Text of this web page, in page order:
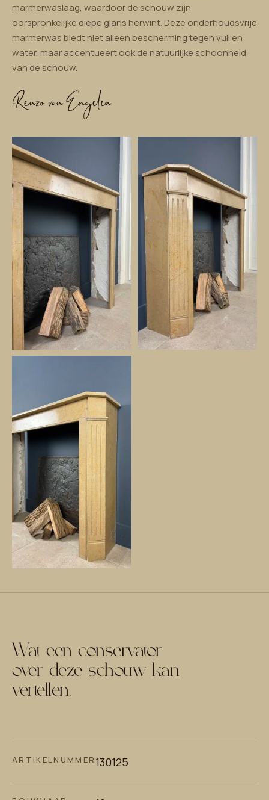
marmerwaslaag, waardoor de schouw zijn
oorspronkelijke diepe glans herwint. Deze onderhoudsvrije
marmerwas biedt niet alleen bescherming tegen vuil en
water, maar accentueert ook de natuurlijke schoonheid
van de schouw.
Wat een conservator
over deze schouw kan
vertellen.
ARTIKELNUMMER 130125